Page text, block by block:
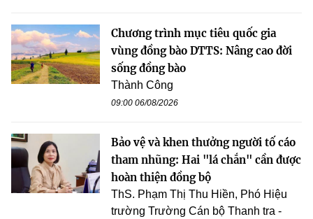
Chương trình mục tiêu quốc gia
vùng đồng bào DTTS: Nâng cao đời
sống đồng bào
Thành Công
09:00 06/08/2026
Bảo vệ và khen thưởng người tố cáo
tham nhũng: Hai "lá chắn" cần được
hoàn thiện đồng bộ
ThS. Phạm Thị Thu Hiền, Phó Hiệu
trường Trường Cán bộ Thanh tra -